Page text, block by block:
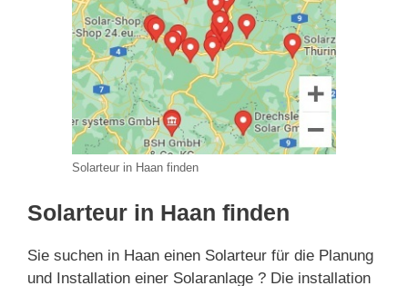
Solarteur in Haan finden
Solarteur in Haan finden
Sie suchen in Haan einen Solarteur für die Planung
und Installation einer Solaranlage ? Die installation